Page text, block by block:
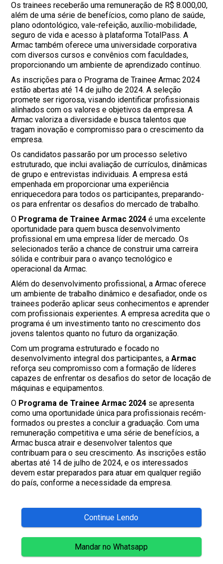
Os trainees receberão uma remuneração de R$ 8.000,00,
além de uma série de benefícios, como plano de saúde,
plano odontológico, vale-refeição, auxílio-mobilidade,
seguro de vida e acesso à plataforma TotalPass. A
Armac também oferece uma universidade corporativa
com diversos cursos e convênios com faculdades,
proporcionando um ambiente de aprendizado contínuo.
As inscrições para o Programa de Trainee Armac 2024
estão abertas até 14 de julho de 2024. A seleção
promete ser rigorosa, visando identificar profissionais
alinhados com os valores e objetivos da empresa. A
Armac valoriza a diversidade e busca talentos que
tragam inovação e compromisso para o crescimento da
empresa.
Os candidatos passarão por um processo seletivo
estruturado, que inclui avaliação de currículos, dinâmicas
de grupo e entrevistas individuais. A empresa está
empenhada em proporcionar uma experiência
enriquecedora para todos os participantes, preparando-
os para enfrentar os desafios do mercado de trabalho.
O Programa de Trainee Armac 2024 é uma excelente
oportunidade para quem busca desenvolvimento
profissional em uma empresa líder de mercado. Os
selecionados terão a chance de construir uma carreira
sólida e contribuir para o avanço tecnológico e
operacional da Armac.
Além do desenvolvimento profissional, a Armac oferece
um ambiente de trabalho dinâmico e desafiador, onde os
trainees poderão aplicar seus conhecimentos e aprender
com profissionais experientes. A empresa acredita que o
programa é um investimento tanto no crescimento dos
jovens talentos quanto no futuro da organização.
Com um programa estruturado e focado no
desenvolvimento integral dos participantes, aArmac
reforça seu compromisso com a formação de líderes
capazes de enfrentar os desafios do setor de locação de
máquinas e equipamentos.
O Programa de Trainee Armac 2024 se apresenta
como uma oportunidade única para profissionais recém-
formados ou prestes a concluir a graduação. Com uma
remuneração competitiva e uma série de benefícios, a
Armac busca atrair e desenvolver talentos que
contribuam para o seu crescimento. As inscrições estão
abertas até 14 de julho de 2024, e os interessados
devem estar preparados para atuar em qualquer região
do país, conforme a necessidade da empresa.
Continue Lendo
Mandar no Whatsapp